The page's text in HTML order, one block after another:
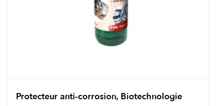
Protecteur anti-corrosion, Biotechnologie